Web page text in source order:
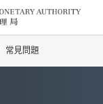
常見問題